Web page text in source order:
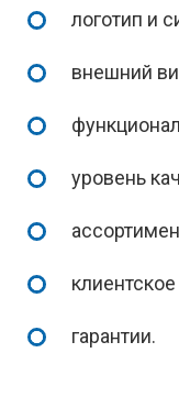
логотип и
внешний
уровень
гарантии.